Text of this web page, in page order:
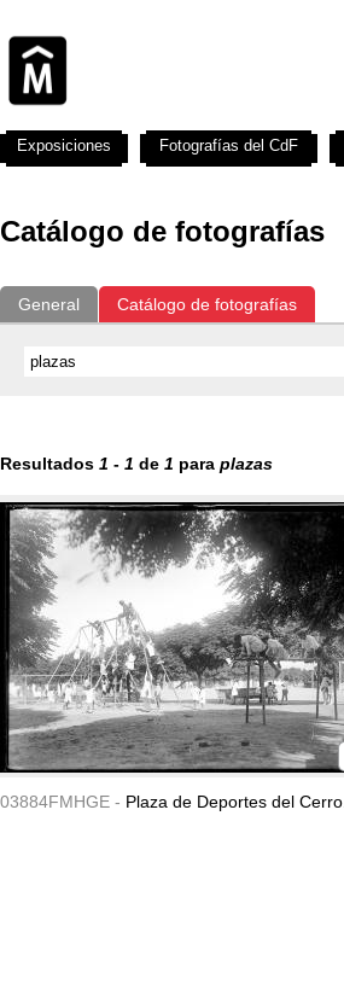
Catálogo de fotografías
General Catálogo de fotografías
Resultados 1 - 1 de 1 para plazas
03884FMHGE - Plaza de Deportes del Cerro.
Exposiciones Fotografías del CdF